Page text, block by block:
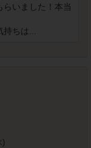
いました！本当
ちは...
)